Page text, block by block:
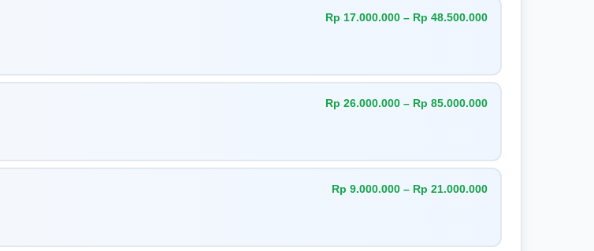
Rp 17.000.000 – Rp 48.500.000
Rp 26.000.000 – Rp 85.000.000
Rp 9.000.000 – Rp 21.000.000